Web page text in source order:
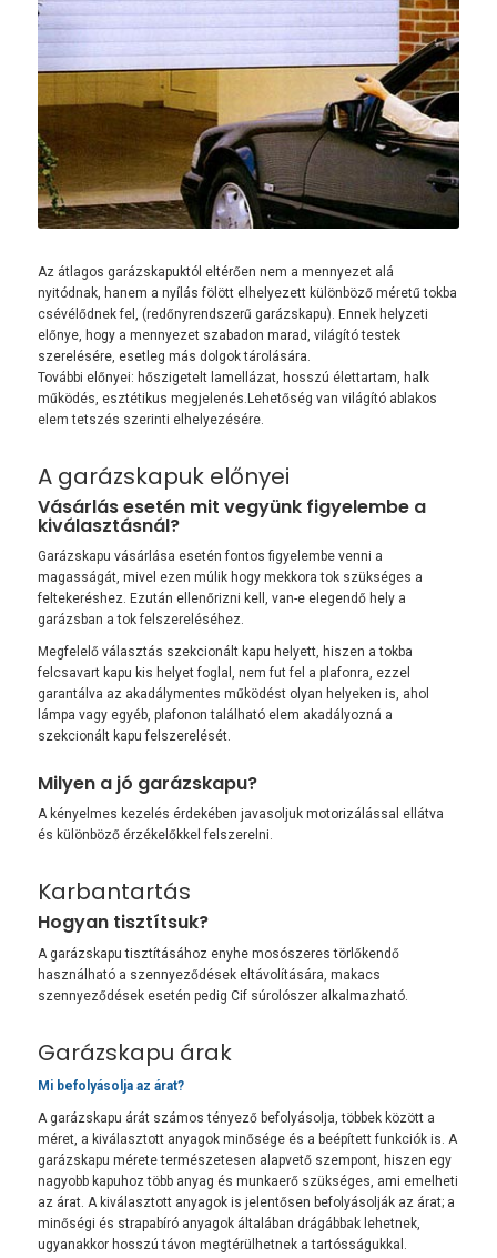
Az átlagos garázskapuktól eltérően nem a mennyezet alá
nyitódnak, hanem a nyílás fölött elhelyezett különböző méretű tokba
csévélődnek fel, (redőnyrendszerű garázskapu). Ennek helyzeti
előnye, hogy a mennyezet szabadon marad, világító testek
szerelésére, esetleg más dolgok tárolására.
További előnyei: hőszigetelt lamellázat, hosszú élettartam, halk
működés, esztétikus megjelenés.Lehetőség van világító ablakos
elem tetszés szerinti elhelyezésére.
A garázskapuk előnyei
Vásárlás esetén mit vegyünk figyelembe a
kiválasztásnál?
Garázskapu vásárlása esetén fontos figyelembe venni a
magasságát, mivel ezen múlik hogy mekkora tok szükséges a
feltekeréshez. Ezután ellenőrizni kell, van-e elegendő hely a
garázsban a tok felszereléséhez.
Megfelelő választás szekcionált kapu helyett, hiszen a tokba
felcsavart kapu kis helyet foglal, nem fut fel a plafonra, ezzel
garantálva az akadálymentes működést olyan helyeken is, ahol
lámpa vagy egyéb, plafonon található elem akadályozná a
szekcionált kapu felszerelését.
Milyen a jó garázskapu?
A kényelmes kezelés érdekében javasoljuk motorizálással ellátva
és különböző érzékelőkkel felszerelni.
Karbantartás
Hogyan tisztítsuk?
A garázskapu tisztításához enyhe mosószeres törlőkendő
használható a szennyeződések eltávolítására, makacs
szennyeződések esetén pedig Cif súrolószer alkalmazható.
Garázskapu árak
Mi befolyásolja az árat?
A garázskapu árát számos tényező befolyásolja, többek között a
méret, a kiválasztott anyagok minősége és a beépített funkciók is. A
garázskapu mérete természetesen alapvető szempont, hiszen egy
nagyobb kapuhoz több anyag és munkaerő szükséges, ami emelheti
az árat. A kiválasztott anyagok is jelentősen befolyásolják az árat; a
minőségi és strapabíró anyagok általában drágábbak lehetnek,
ugyanakkor hosszú távon megtérülhetnek a tartósságukkal.